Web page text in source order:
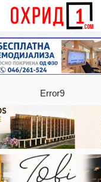
Error9